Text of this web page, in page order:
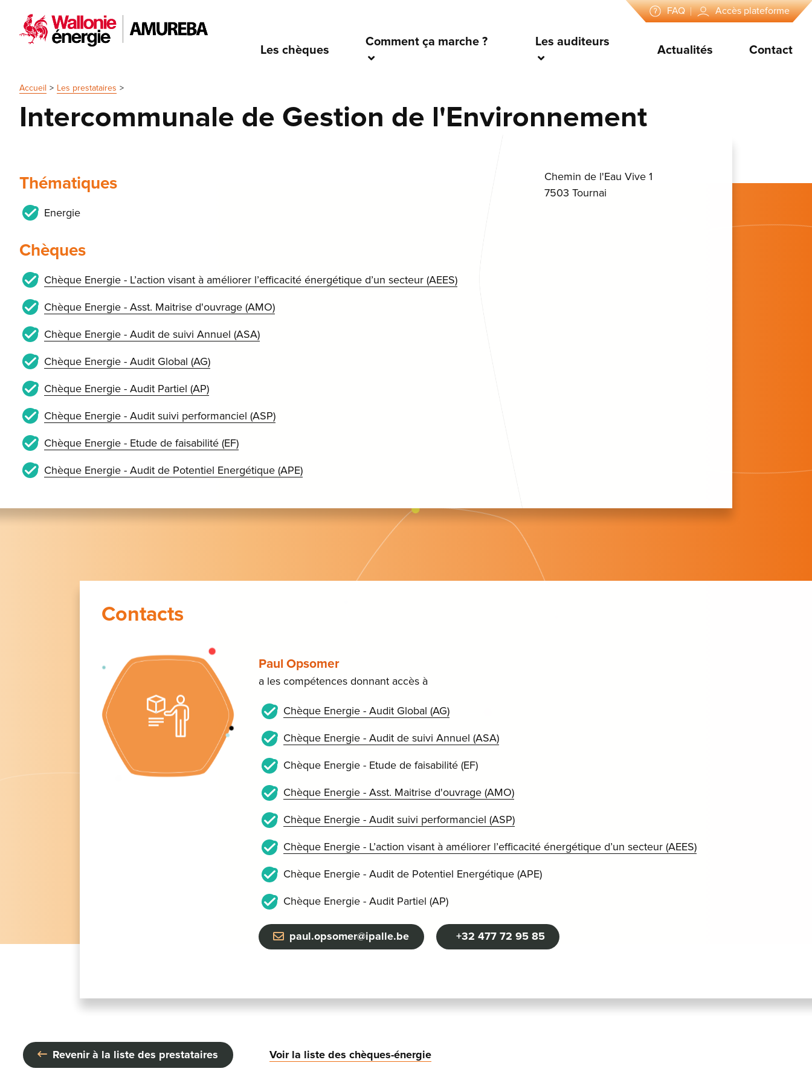
Les chèques
Comment ça marche ? Les auditeurs
Actualités Contact
FAQ Accès plateforme
Accueil Les prestataires
Intercommunale de Gestion de l'Environnement
Thématiques
Energie
Chèques
Chèque Energie - L’action visant à améliorer l’efficacité énergétique d’un secteur (AEES)
Chèque Energie - Asst. Maitrise d'ouvrage (AMO)
Chèque Energie - Audit de suivi Annuel (ASA)
Chèque Energie - Audit Global (AG)
Chèque Energie - Audit Partiel (AP)
Chèque Energie - Audit suivi performanciel (ASP)
Chèque Energie - Etude de faisabilité (EF)
Chèque Energie - Audit de Potentiel Energétique (APE)
Chemin de l'Eau Vive 1
7503 Tournai
Contacts
Paul Opsomer
a les compétences donnant accès à
Chèque Energie - Audit Global (AG)
Chèque Energie - Audit de suivi Annuel (ASA)
Chèque Energie - Etude de faisabilité (EF)
Chèque Energie - Asst. Maitrise d'ouvrage (AMO)
Chèque Energie - Audit suivi performanciel (ASP)
Chèque Energie - L’action visant à améliorer l’efficacité énergétique d’un secteur (AEES)
Chèque Energie - Audit de Potentiel Energétique (APE)
Chèque Energie - Audit Partiel (AP)
paul.opsomer@ipalle.be +32 477 72 95 85
Revenir à la liste des prestataires Voir la liste des chèques-énergie